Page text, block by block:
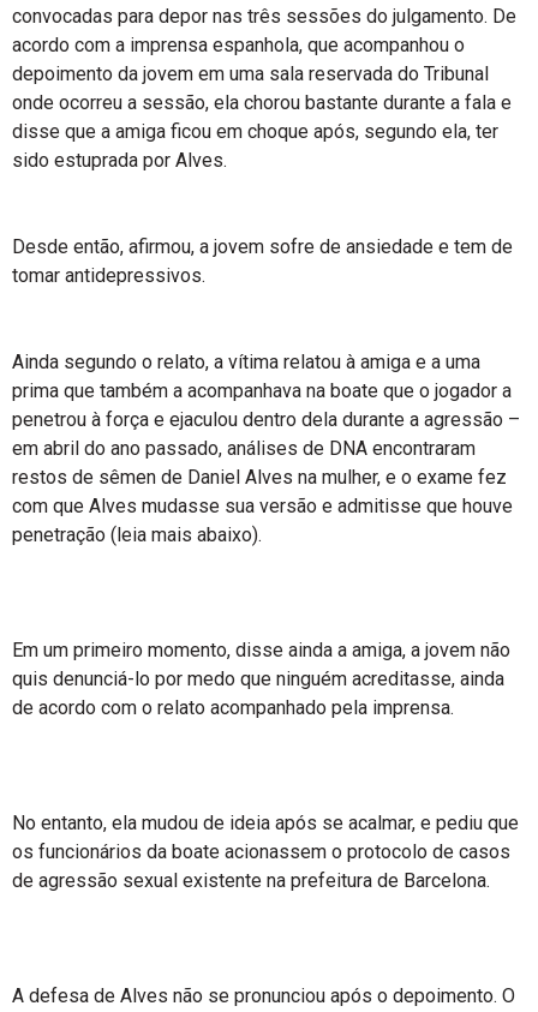
convocadas para depor nas três sessões do julgamento. De
acordo com a imprensa espanhola, que acompanhou o
depoimento da jovem em uma sala reservada do Tribunal
onde ocorreu a sessão, ela chorou bastante durante a fala e
disse que a amiga ficou em choque após, segundo ela, ter
sido estuprada por Alves.
Desde então, afirmou, a jovem sofre de ansiedade e tem de
tomar antidepressivos.
Ainda segundo o relato, a vítima relatou à amiga e a uma
prima que também a acompanhava na boate que o jogador a
penetrou à força e ejaculou dentro dela durante a agressão –
em abril do ano passado, análises de DNA encontraram
restos de sêmen de Daniel Alves na mulher, e o exame fez
com que Alves mudasse sua versão e admitisse que houve
penetração (leia mais abaixo).
Em um primeiro momento, disse ainda a amiga, a jovem não
quis denunciá-lo por medo que ninguém acreditasse, ainda
de acordo com o relato acompanhado pela imprensa.
No entanto, ela mudou de ideia após se acalmar, e pediu que
os funcionários da boate acionassem o protocolo de casos
de agressão sexual existente na prefeitura de Barcelona.
A defesa de Alves não se pronunciou após o depoimento. O